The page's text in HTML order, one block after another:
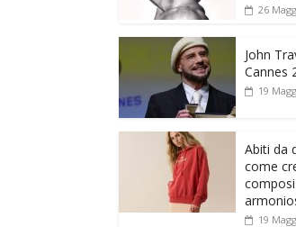
26
John
Cannes
19
Abiti da
come
19